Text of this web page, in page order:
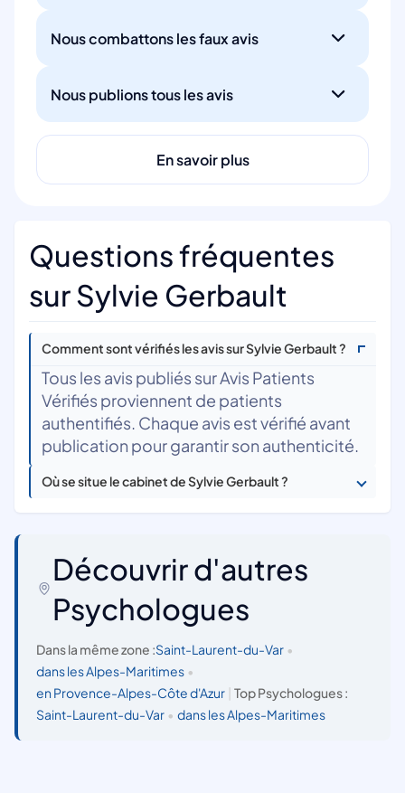
Nous combattons les faux avis
Nous publions tous les avis
En savoir plus
Questions fréquentes
sur Sylvie Gerbault
Comment sont vérifiés les avis sur Sylvie Gerbault ?
Tous les avis publiés sur Avis Patients
Vérifiés proviennent de patients
authentifiés. Chaque avis est vérifié avant
publication pour garantir son authenticité.
Où se situe le cabinet de Sylvie Gerbault ?
Découvrir d'autres
Psychologues
Dans la même zone :Saint-Laurent-du-Var •
dans les Alpes-Maritimes •
en Provence-Alpes-Côte d'Azur
Top Psychologues :
Saint-Laurent-du-Var • dans les Alpes-Maritimes